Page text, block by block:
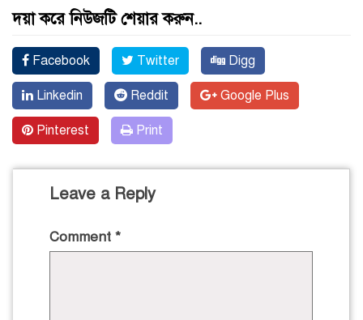
দয়া করে নিউজটি শেয়ার করুন..
Facebook Twitter Digg
Linkedin Reddit Google Plus
Pinterest Print
Leave a Reply
Comment *